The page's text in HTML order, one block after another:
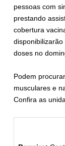
pessoas com
prestando
cobertura
doses no
Podem
musculares e
Confira as